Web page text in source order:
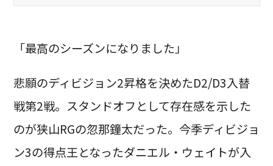
「最高のシーズンになりました」
悲願のディビジョン2昇格を決めたD2/D3入替
戦第2戦。スタンドオフとして存在感を示した
のが狭山RGの忽那鐘太だった。今季ディビジョ
ン3の得点王となったダニエル・ウェイトが入